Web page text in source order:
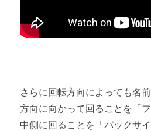
さらに回転方向によっても名
方向に向かって回ることを「
中側に回ることを「バックサ